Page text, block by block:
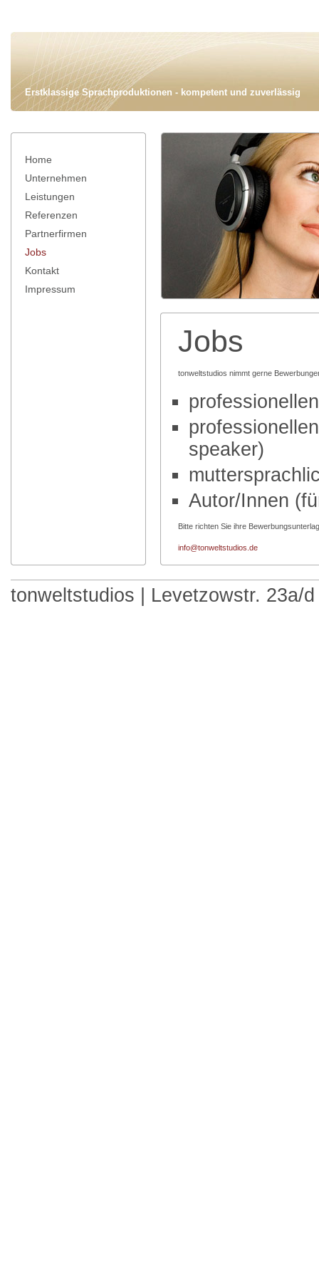
Erstklassige Sprachproduktionen - kompetent und zuverlässig
Jobs
tonweltstudios nimmt gerne
speaker)
Autor/Innen
Bitte richten Sie ihre
info@tonweltstudios.de
tonweltstudios | Levetzowstr. 23a/
Home
Unternehmen
Leistungen
Referenzen
Partnerfirmen
Jobs
Kontakt
Impressum